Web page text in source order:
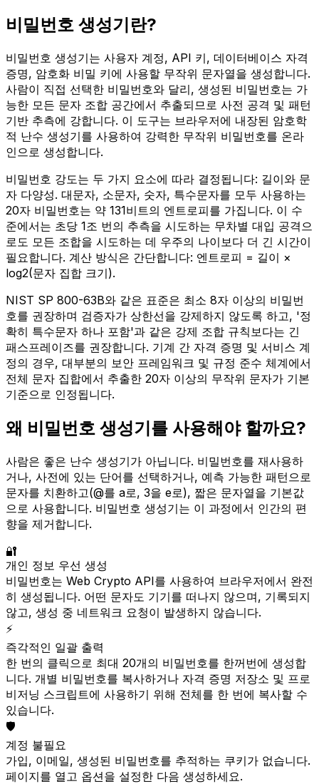
비밀번호 생성기란?
비밀번호 생성기는 사용자 계정, API 키, 데이터베이스 자격
증명, 암호화 비밀 키에 사용할 무작위 문자열을 생성합니다.
사람이 직접 선택한 비밀번호와 달리, 생성된 비밀번호는 가
능한 모든 문자 조합 공간에서 추출되므로 사전 공격 및 패턴
기반 추측에 강합니다. 이 도구는 브라우저에 내장된 암호학
적 난수 생성기를 사용하여 강력한 무작위 비밀번호를 온라
인으로 생성합니다.
비밀번호 강도는 두 가지 요소에 따라 결정됩니다: 길이와 문
자 다양성. 대문자, 소문자, 숫자, 특수문자를 모두 사용하는
20자 비밀번호는 약 131비트의 엔트로피를 가집니다. 이 수
준에서는 초당 1조 번의 추측을 시도하는 무차별 대입 공격으
로도 모든 조합을 시도하는 데 우주의 나이보다 더 긴 시간이
필요합니다. 계산 방식은 간단합니다: 엔트로피 = 길이 ×
log2(문자 집합 크기).
NIST SP 800-63B와 같은 표준은 최소 8자 이상의 비밀번
호를 권장하며 검증자가 상한선을 강제하지 않도록 하고, '정
확히 특수문자 하나 포함'과 같은 강제 조합 규칙보다는 긴
패스프레이즈를 권장합니다. 기계 간 자격 증명 및 서비스 계
정의 경우, 대부분의 보안 프레임워크 및 규정 준수 체계에서
전체 문자 집합에서 추출한 20자 이상의 무작위 문자가 기본
기준으로 인정됩니다.
왜 비밀번호 생성기를 사용해야 할까요?
사람은 좋은 난수 생성기가 아닙니다. 비밀번호를 재사용하
거나, 사전에 있는 단어를 선택하거나, 예측 가능한 패턴으로
문자를 치환하고(@를 a로, 3을 e로), 짧은 문자열을 기본값
으로 사용합니다. 비밀번호 생성기는 이 과정에서 인간의 편
향을 제거합니다.
🔐
개인 정보 우선 생성
비밀번호는 Web Crypto API를 사용하여 브라우저에서 완전
히 생성됩니다. 어떤 문자도 기기를 떠나지 않으며, 기록되지
않고, 생성 중 네트워크 요청이 발생하지 않습니다.
⚡
즉각적인 일괄 출력
한 번의 클릭으로 최대 20개의 비밀번호를 한꺼번에 생성합
니다. 개별 비밀번호를 복사하거나 자격 증명 저장소 및 프로
비저닝 스크립트에 사용하기 위해 전체를 한 번에 복사할 수
있습니다.
🛡️
계정 불필요
가입, 이메일, 생성된 비밀번호를 추적하는 쿠키가 없습니다.
페이지를 열고 옵션을 설정한 다음 생성하세요.